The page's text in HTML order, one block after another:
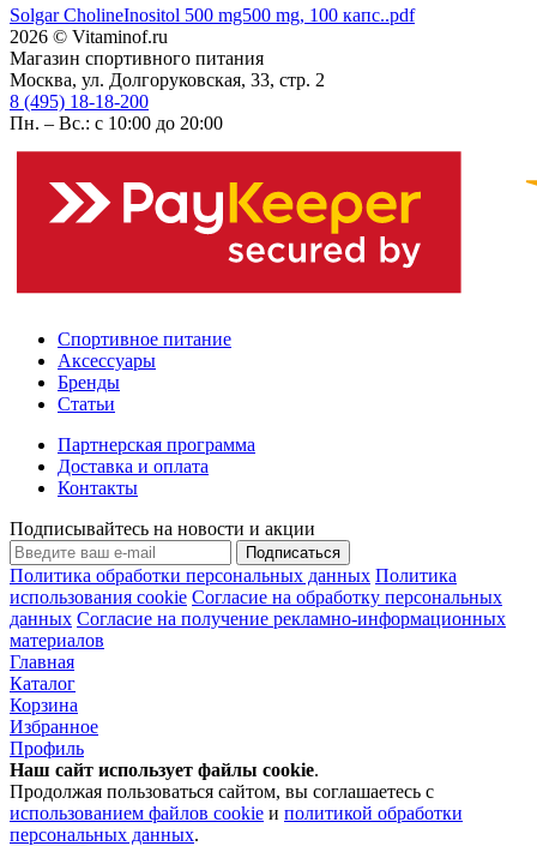
Solgar CholineInositol 500 mg500 mg, 100 капс..pdf
2026 © Vitaminof.ru
Магазин спортивного питания
Москва, ул. Долгоруковская, 33, стр. 2
8 (495) 18-18-200
Пн. – Вс.: с 10:00 до 20:00
Спортивное питание
Аксессуары
Бренды
Статьи
Партнерская программа
Доставка и оплата
Контакты
Подписывайтесь на новости и акции
Подписаться
Политика обработки персональных данных Политика
использования cookie Согласие на обработку персональных
данных Согласие на получение рекламно-информационных
материалов
Главная
Каталог
Корзина
Избранное
Профиль
Наш сайт использует файлы cookie.
Продолжая пользоваться сайтом, вы соглашаетесь с
использованием файлов cookie и политикой обработки
персональных данных.